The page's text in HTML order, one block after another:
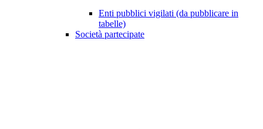
Enti pubblici vigilati (da pubblicare in
tabelle)
Società partecipate